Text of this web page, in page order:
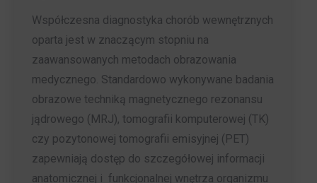
Współczesna diagnostyka chorób wewnętrznych
oparta jest w znaczącym stopniu na
zaawansowanych metodach obrazowania
medycznego. Standardowo wykonywane badania
obrazowe techniką magnetycznego rezonansu
jądrowego (MRJ), tomografii komputerowej (TK)
czy pozytonowej tomografii emisyjnej (PET)
zapewniają dostęp do szczegółowej informacji
anatomicznej i funkcjonalnej wnętrza organizmu